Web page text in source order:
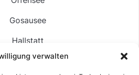
verwalten
Gosausee
Hallstatt
Langbathsee